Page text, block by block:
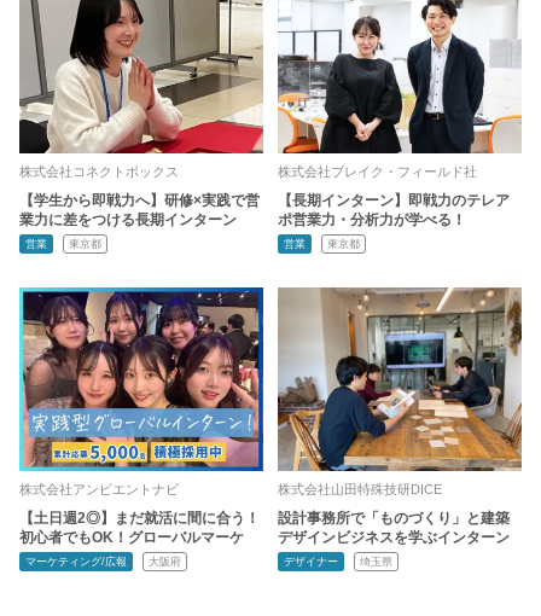
株式会社コネクトボックス
【学生から即戦力へ】研修×実践で営
業力に差をつける長期インターン
営業 東京都
株式会社ブレイク・フィールド社
【長期インターン】即戦力のテレア
ポ営業力・分析力が学べる！
営業 東京都
株式会社アンビエントナビ
【土日週2◎】まだ就活に間に合う！
初心者でもOK！グローバルマーケ
マーケティング/広報 大阪府
株式会社山田特殊技研DICE
設計事務所で「ものづくり」と建築
デザインビジネスを学ぶインターン
デザイナー 埼玉県